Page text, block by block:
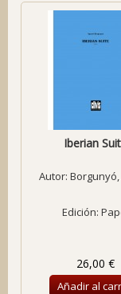
Iberian
Autor:
Edición:
26,00 €
Añadir al